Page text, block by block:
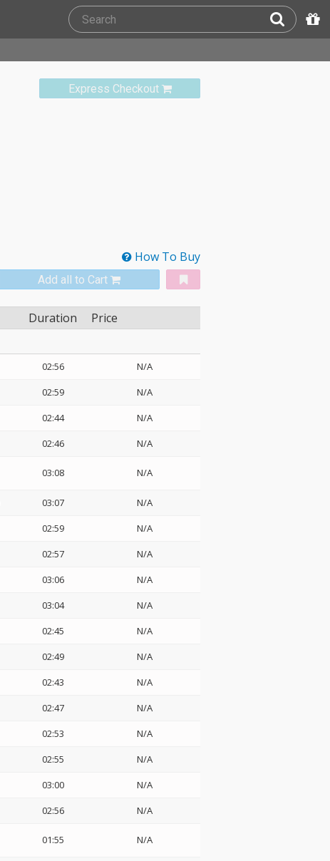
Express Checkout
How To Buy
Add all to Cart
Duration
Price
02:56
N/A
02:59
N/A
02:44
N/A
02:46 N/A
03:08 N/A
03:07
N/A
02:59
N/A
02:57
N/A
03:06
N/A
03:04
N/A
02:45
N/A
02:49
N/A
02:43
N/A
02:47
N/A
02:53
N/A
02:55
N/A
03:00
N/A
02:56 N/A
01:55 N/A